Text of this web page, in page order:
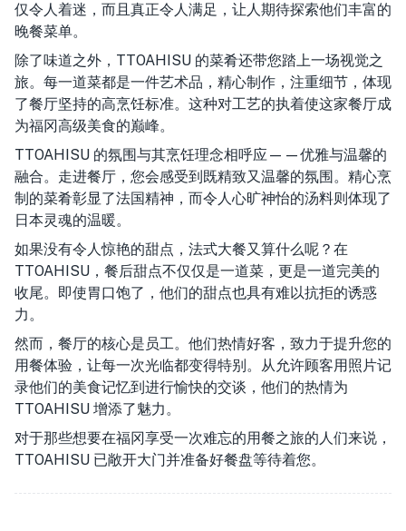
仅令人着迷，而且真正令人满足，让人期待探索他们丰富的
晚餐菜单。
除了味道之外，TTOAHISU 的菜肴还带您踏上一场视觉之
旅。每一道菜都是一件艺术品，精心制作，注重细节，体现
了餐厅坚持的高烹饪标准。这种对工艺的执着使这家餐厅成
为福冈高级美食的巅峰。
TTOAHISU 的氛围与其烹饪理念相呼应——优雅与温馨的
融合。走进餐厅，您会感受到既精致又温馨的氛围。精心烹
制的菜肴彰显了法国精神，而令人心旷神怡的汤料则体现了
日本灵魂的温暖。
如果没有令人惊艳的甜点，法式大餐又算什么呢？在
TTOAHISU，餐后甜点不仅仅是一道菜，更是一道完美的
收尾。即使胃口饱了，他们的甜点也具有难以抗拒的诱惑
力。
然而，餐厅的核心是员工。他们热情好客，致力于提升您的
用餐体验，让每一次光临都变得特别。从允许顾客用照片记
录他们的美食记忆到进行愉快的交谈，他们的热情为
TTOAHISU 增添了魅力。
对于那些想要在福冈享受一次难忘的用餐之旅的人们来说，
TTOAHISU 已敞开大门并准备好餐盘等待着您。